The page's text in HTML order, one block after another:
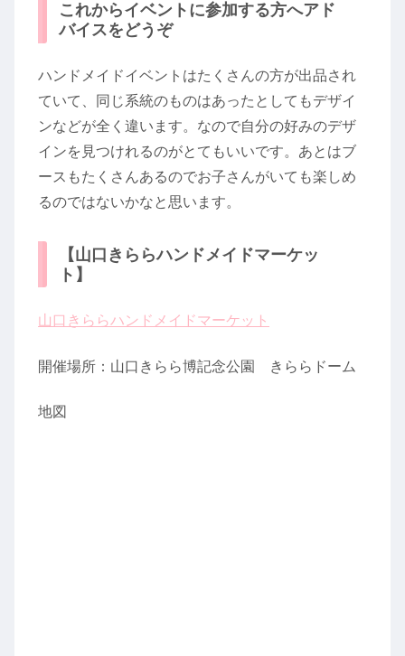
これからイベントに参加する方へアド
バイスをどうぞ
ハンドメイドイベントはたくさんの方が出品され
ていて、同じ系統のものはあったとしてもデザイ
ンなどが全く違います。なので自分の好みのデザ
インを見つけれるのがとてもいいです。あとはブ
ースもたくさんあるのでお子さんがいても楽しめ
るのではないかなと思います。
【山口きららハンドメイドマーケッ
ト】
山口きららハンドメイドマーケット
開催場所：山口きらら博記念公園 きららドーム
地図